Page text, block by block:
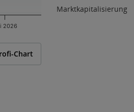
2026
Chart
Marktkapitalisierung